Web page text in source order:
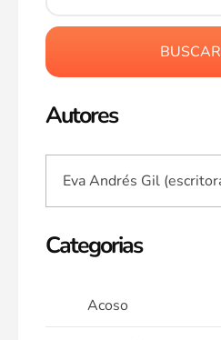
BUSCAR
Autores
Categorias
Acoso